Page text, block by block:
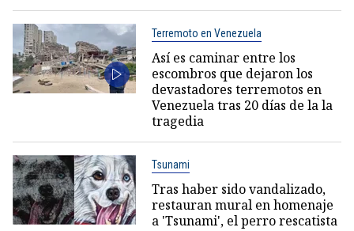
Terremoto en Venezuela
Así es caminar entre los
escombros que dejaron los
devastadores terremotos en
Venezuela tras 20 días de la la
tragedia
Tsunami
Tras haber sido vandalizado,
restauran mural en homenaje
a 'Tsunami', el perro rescatista